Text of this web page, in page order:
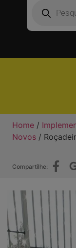
Home /
Novos /
Compartilhe: